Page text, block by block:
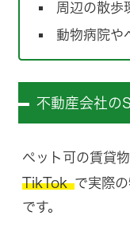
周辺の散歩
動物病院や
不動産会社の
ペット可の賃貸
TikTok で実際
です。